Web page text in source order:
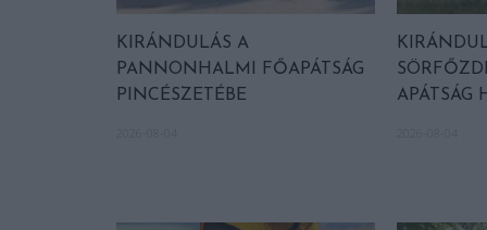
KIRÁNDULÁS A
PANNONHALMI FŐAPÁTSÁG
PINCÉSZETÉBE
APÁTSÁG